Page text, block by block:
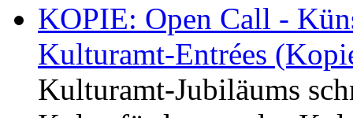
KOPIE: Open Call -
Kulturamt-Entrées
Kulturamt-Jubiläums